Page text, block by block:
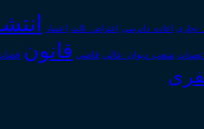
اعاده_دادرسی اعتراض_ثالث اعسار
شعب_دیوان_عالی قاضی قانون